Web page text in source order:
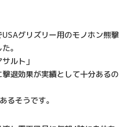
グリズリー用のモノホン熊撃
。
ルト」
退効果が実績として十分あるの
るそうです。